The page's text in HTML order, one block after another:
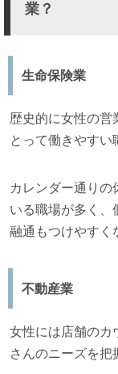
業？
生命保険業
歴史的に女性の営
とって働きやすい
カレンダー通りの
いる職場が多く、
融通もつけやすく
不動産業
女性には店舗のカ
さんのニーズを把